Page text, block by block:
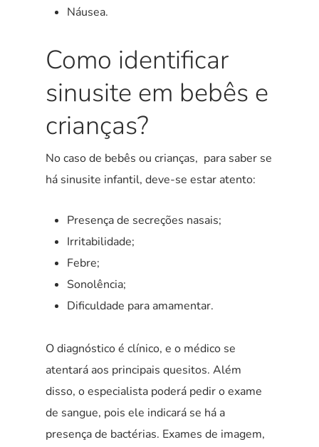
Náusea.
Como identificar
sinusite em bebês e
crianças?
No caso de bebês ou crianças, para saber se
há sinusite infantil, deve-se estar atento:
Presença de secreções nasais;
Irritabilidade;
Febre;
Sonolência;
Dificuldade para amamentar.
O diagnóstico é clínico, e o médico se
atentará aos principais quesitos. Além
disso, o especialista poderá pedir o exame
de sangue, pois ele indicará se há a
presença de bactérias. Exames de imagem,